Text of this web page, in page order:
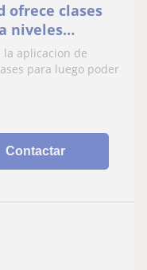
ofrece clases
niveles
la aplicacion de
para luego poder
Contactar